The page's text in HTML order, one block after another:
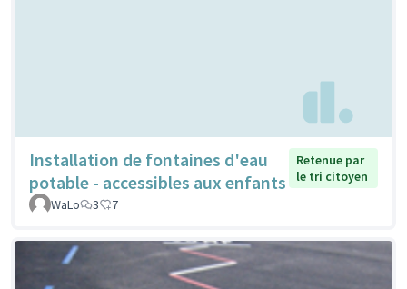
Installation de fontaines d'eau
potable - accessibles aux enfants
Retenue par
le tri citoyen
WaLo
3 7